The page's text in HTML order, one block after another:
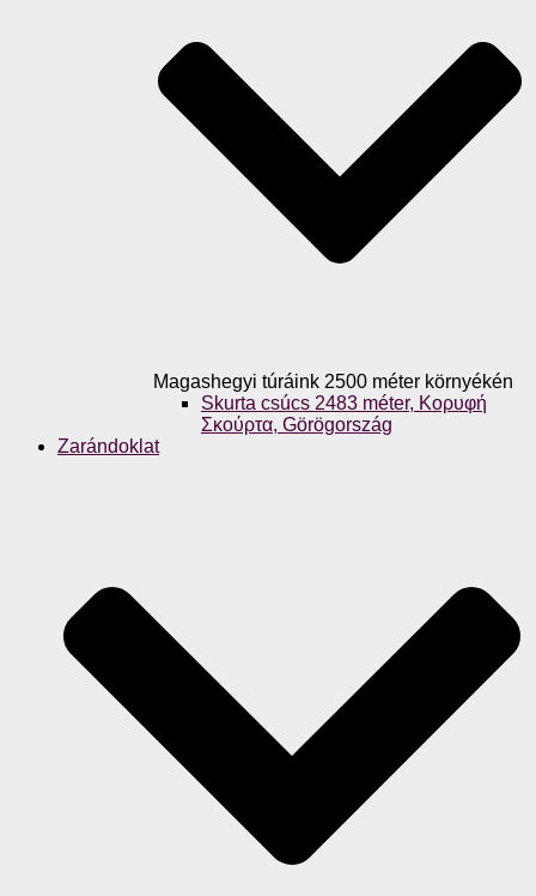
Magashegyi túráink 2500 méter környékén
Skurta csúcs 2483 méter, Κορυφή
Σκούρτα, Görögország
Zarándoklat